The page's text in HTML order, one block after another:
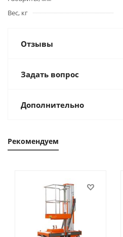
Вес, кг
Отзывы
Задать вопрос
Дополнительно
Рекомендуем